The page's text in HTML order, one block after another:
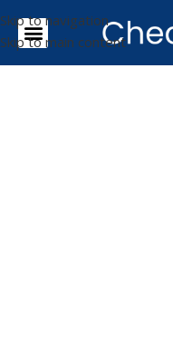
Skip to navigation
Skip to main content